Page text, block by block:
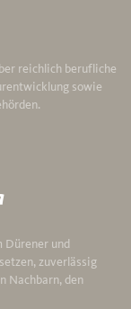
reichlich berufliche
sowie
Dürener und
zuverlässig
Nachbarn, den